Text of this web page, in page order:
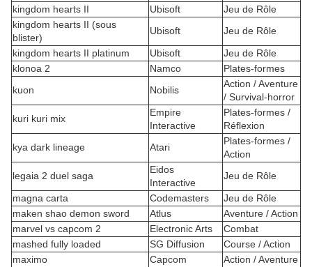
kingdom hearts II
Ubisoft
Jeu de Rôle
kingdom hearts II (sous
blister)
Ubisoft
Jeu de Rôle
kingdom hearts II platinum
Ubisoft
Jeu de Rôle
klonoa 2
Namco
Plates-formes
kuon
Nobilis
Action / Aventure
/ Survival-horror
kuri kuri mix
Empire
Interactive
Plates-formes /
Réflexion
kya dark lineage
Atari
Plates-formes /
Action
legaia 2 duel saga
Eidos
Interactive
Jeu de Rôle
magna carta
Codemasters
Jeu de Rôle
maken shao demon sword
Atlus
Aventure / Action
marvel vs capcom 2
Electronic Arts
Combat
mashed fully loaded
SG Diffusion
Course / Action
maximo
Capcom
Action / Aventure